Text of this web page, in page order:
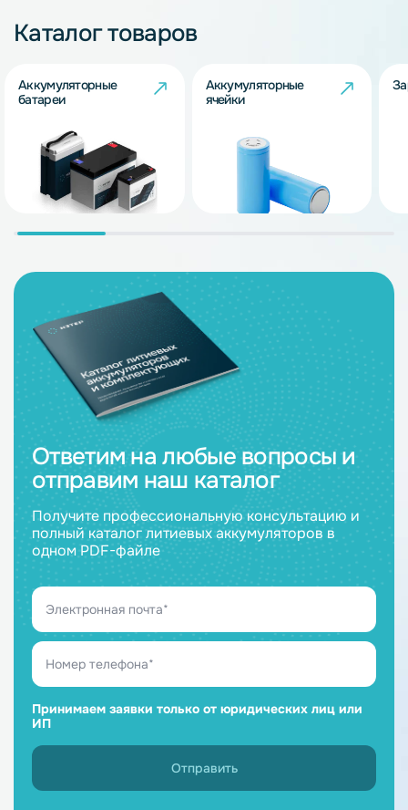
Каталог товаров
Аккумуляторные
батареи
Аккумуляторные
ячейки
Ответим на любые вопросы и
отправим наш каталог
Получите профессиональную консультацию и
полный каталог литиевых аккумуляторов в
одном PDF-файле
Принимаем заявки только от юридических лиц или
ИП